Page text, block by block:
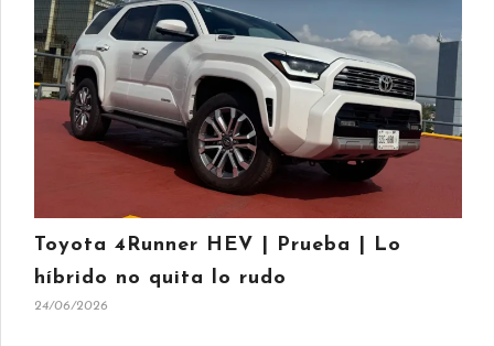
Toyota 4Runner HEV | Prueba | Lo
híbrido no quita lo rudo
24/06/2026